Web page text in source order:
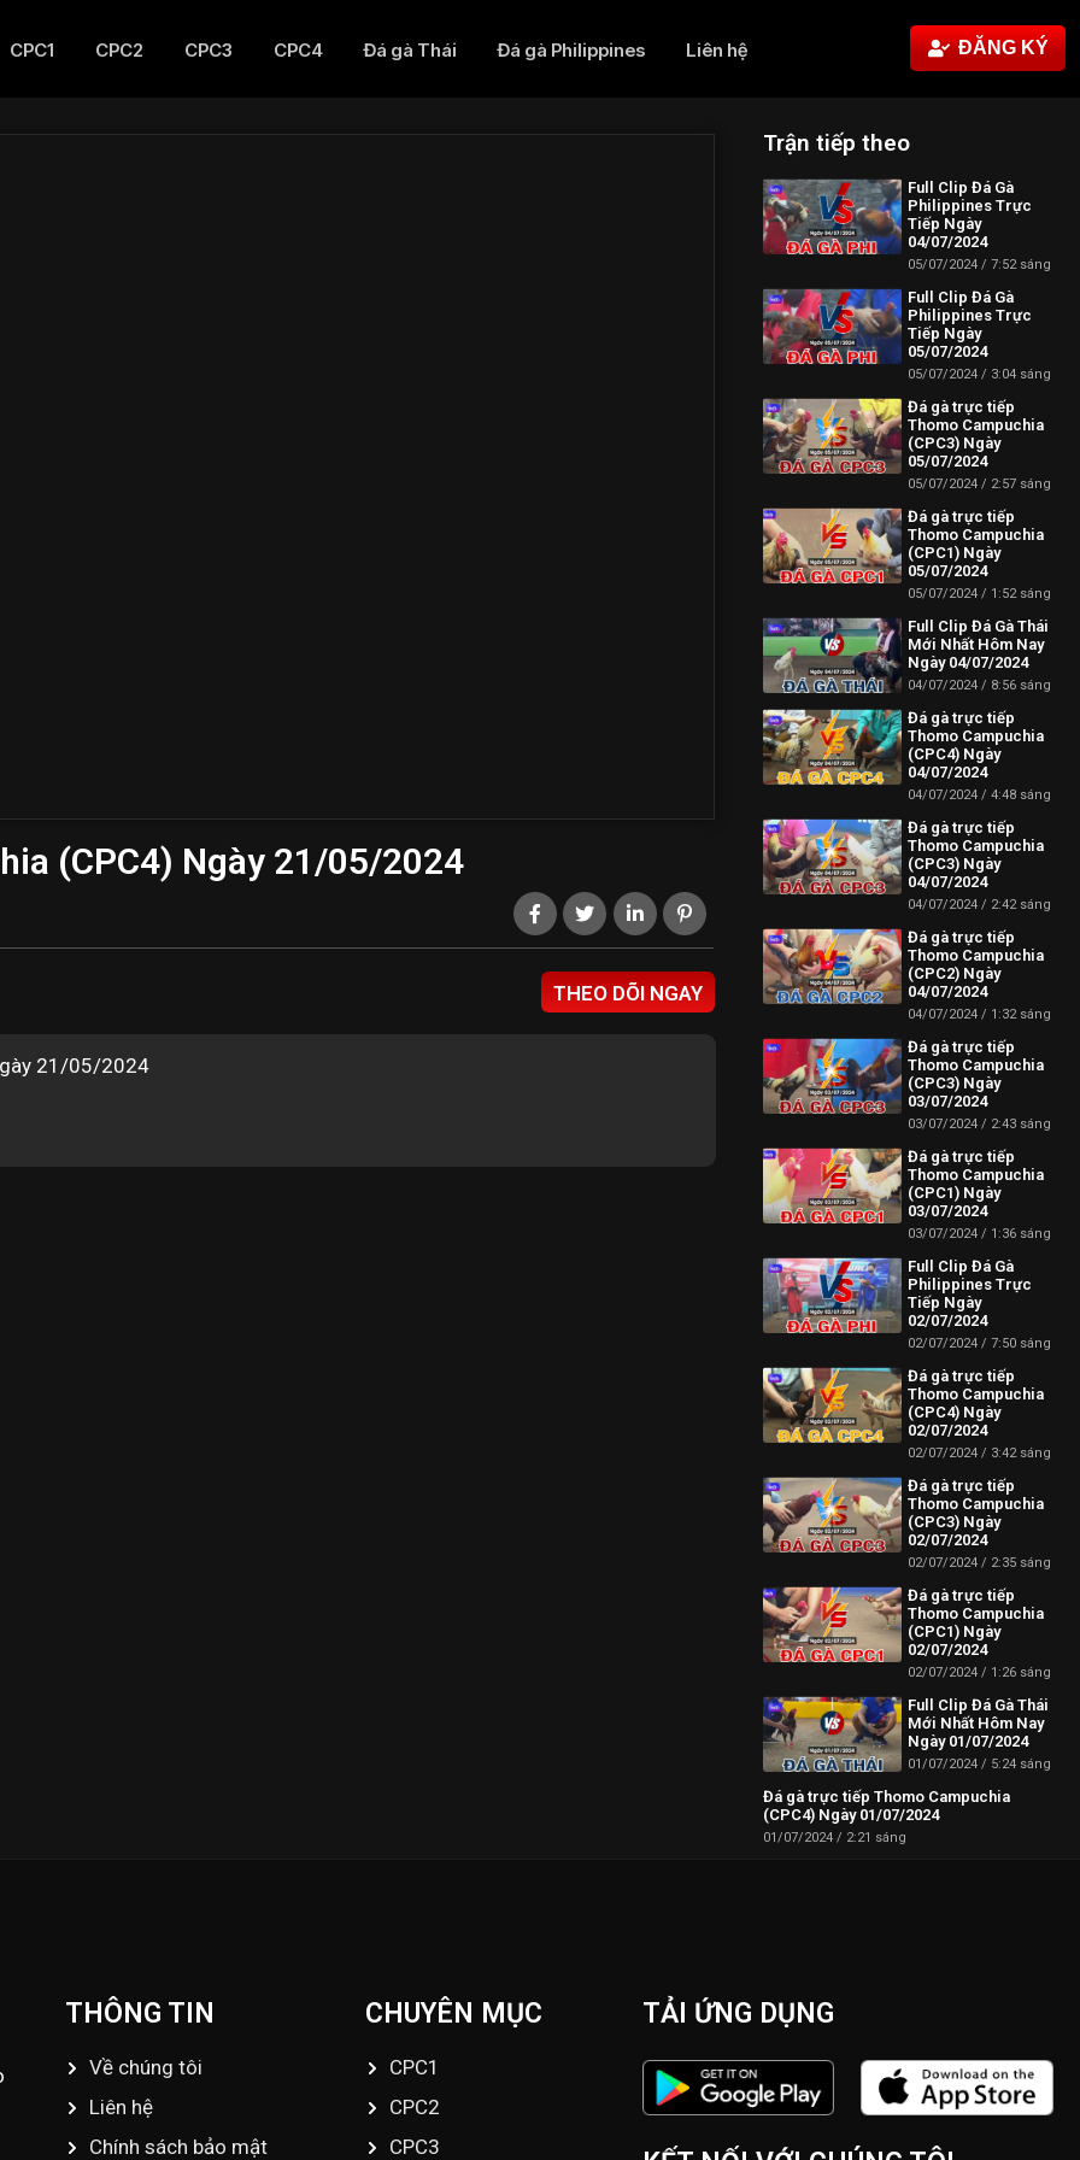
CPC1 CPC2 CPC3 CPC4 Đá gà Thái Đá gà Philippines Liên hệ ĐĂNG KÝ
(CPC4) Ngày 21/05/2024
THEO DÕI NGAY
21/05/2024
Trận tiếp theo
Full Clip Đá Gà
Philippines Trực
Tiếp Ngày
04/07/2024
05/07/2024 7:52 sáng
Full Clip Đá Gà
Philippines Trực
Tiếp Ngày
05/07/2024
05/07/2024 3:04 sáng
Đá gà trực tiếp
Thomo Campuchia
(CPC3) Ngày
05/07/2024
05/07/2024 2:57 sáng
Đá gà trực tiếp
Thomo Campuchia
(CPC1) Ngày
05/07/2024
05/07/2024 1:52 sáng
Full Clip Đá Gà Thái
Mới Nhất Hôm Nay
Ngày 04/07/2024
04/07/2024 8:56 sáng
Đá gà trực tiếp
Thomo Campuchia
(CPC4) Ngày
04/07/2024
04/07/2024 4:48 sáng
Đá gà trực tiếp
Thomo Campuchia
(CPC3) Ngày
04/07/2024
04/07/2024 2:42 sáng
Đá gà trực tiếp
Thomo Campuchia
(CPC2) Ngày
04/07/2024
04/07/2024 1:32 sáng
Đá gà trực tiếp
Thomo Campuchia
(CPC3) Ngày
03/07/2024
03/07/2024 2:43 sáng
Đá gà trực tiếp
Thomo Campuchia
(CPC1) Ngày
03/07/2024
03/07/2024 1:36 sáng
Full Clip Đá Gà
Philippines Trực
Tiếp Ngày
02/07/2024
02/07/2024 7:50 sáng
Đá gà trực tiếp
Thomo Campuchia
(CPC4) Ngày
02/07/2024
02/07/2024 3:42 sáng
Đá gà trực tiếp
Thomo Campuchia
(CPC3) Ngày
02/07/2024
02/07/2024 2:35 sáng
Đá gà trực tiếp
Thomo Campuchia
(CPC1) Ngày
02/07/2024
02/07/2024 1:26 sáng
Full Clip Đá Gà Thái
Mới Nhất Hôm Nay
Ngày 01/07/2024
01/07/2024 5:24 sáng
Đá gà trực tiếp Thomo Campuchia
(CPC4) Ngày 01/07/2024
01/07/2024 2:21 sáng
THÔNG TIN
Về chúng tôi
Liên hệ
Chính sách bảo mật
CHUYÊN MỤC
CPC1
CPC2
CPC3
TẢI ỨNG DỤNG